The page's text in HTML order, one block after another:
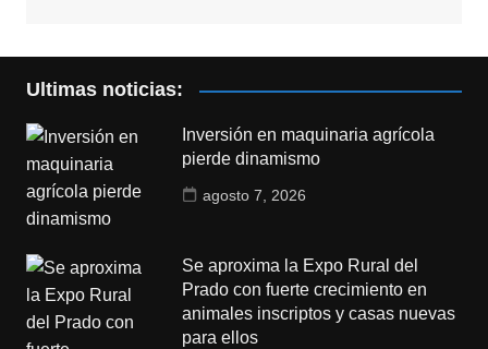
Ultimas noticias:
Inversión en maquinaria agrícola
pierde dinamismo
agosto 7, 2026
Se aproxima la Expo Rural del
Prado con fuerte crecimiento en
animales inscriptos y casas nuevas
para ellos